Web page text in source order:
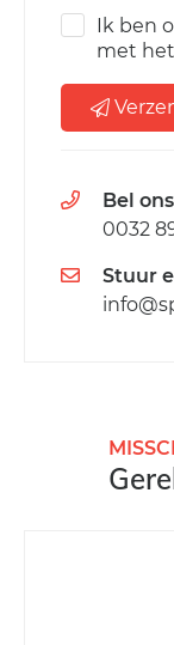
Ik ben
met het
Bel ons
0032
Stuur